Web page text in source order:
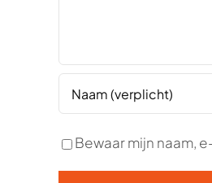
Bewaar mijn naam,